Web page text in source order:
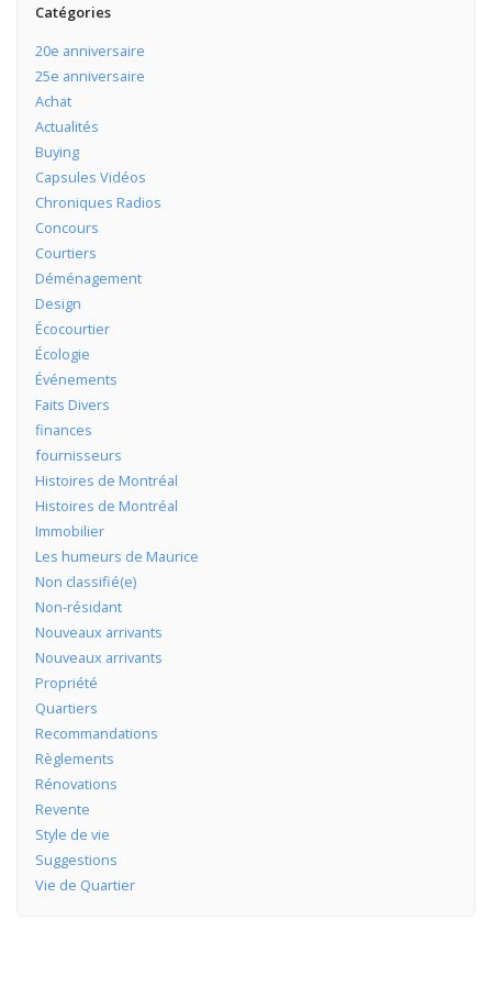
Catégories
20e anniversaire
25e anniversaire
Achat
Actualités
Buying
Capsules Vidéos
Chroniques Radios
Concours
Courtiers
Déménagement
Design
Écocourtier
Écologie
Événements
Faits Divers
finances
fournisseurs
Histoires de Montréal
Histoires de Montréal
Immobilier
Les humeurs de Maurice
Non classifié(e)
Non-résidant
Nouveaux arrivants
Nouveaux arrivants
Propriété
Quartiers
Recommandations
Règlements
Rénovations
Revente
Style de vie
Suggestions
Vie de Quartier